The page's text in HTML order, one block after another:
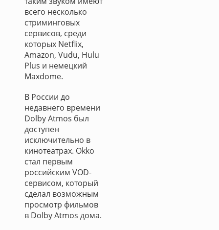
всего несколько
стриминговых
сервисов, среди
которых Netflix,
Amazon, Vudu, Hulu
Plus и немецкий
Maxdome.
В России до
недавнего времени
Dolby Atmos был
доступен
исключительно в
кинотеатрах. Okko
стал первым
российским VOD-
сервисом, который
сделал возможным
просмотр фильмов
в Dolby Atmos дома.